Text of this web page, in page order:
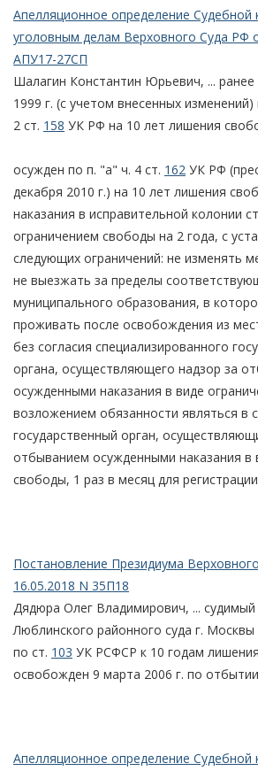
Апелляционное определение Судебной
уголовным делам Верховного Суда РФ
АПУ17-27СП
Шалагин Константин Юрьевич, ...
1999 г. (с учетом внесенных изменений)
2 ст. 158 УК РФ на 10 лет лишения
осужден по п. "а" ч. 4 ст. 162 УК РФ
декабря 2010 г.) на 10 лет лишения
наказания в исправительной колонии
ограничением свободы на 2 года, с
следующих ограничений: не изменять
не выезжать за пределы
муниципального образования, в
проживать после освобождения из
без согласия специализированного
органа, осуществляющего надзор за
осужденными наказания в виде
возложением обязанности являться в
государственный орган,
отбыванием осужденными наказания в
свободы, 1 раз в месяц для
Постановление Президиума
16.05.2018 N 35П18
Дядюра Олег Владимирович, ... судимый
Люблинского районного суда г. Москвы
по ст. 103 УК РСФСР к 10 годам
освобожден 9 марта 2006 г. по
Апелляционное определение Судебной